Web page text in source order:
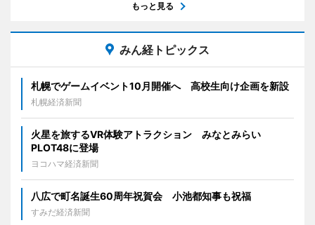
もっと見る
みん経トピックス
札幌でゲームイベント10月開催へ 高校生向け企画を新設
札幌経済新聞
火星を旅するVR体験アトラクション みなとみらい
PLOT48に登場
ヨコハマ経済新聞
八広で町名誕生60周年祝賀会 小池都知事も祝福
すみだ経済新聞